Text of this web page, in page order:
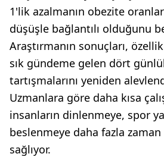
1'lik azalmanın obezite
düşüşle bağlantılı olduğunu
Araştırmanın sonuçları,
sık gündeme gelen dört
tartışmalarını yeniden
Uzmanlara göre daha kısa
insanların dinlenmeye, spor
beslenmeye daha fazla zaman
sağlıyor.